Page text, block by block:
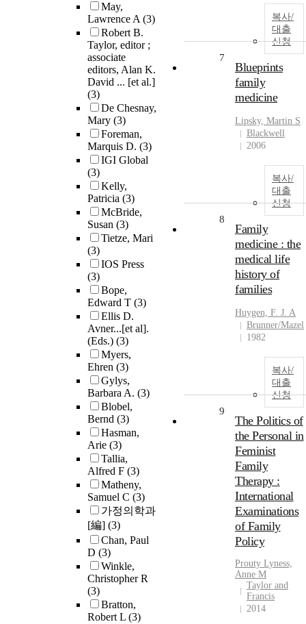
May,
Lawrence A(3)
Robert B.
Taylor, editor ;
associate
editors, Alan K.
David ... [et al.]
(3)
De Chesnay,
Mary (3)
Foreman,
Marquis D. (3)
IGI Global
(3)
Kelly,
Patricia (3)
McBride,
Susan (3)
Tietze, Mari
(3)
IOS Press
(3)
Bope,
Edward T (3)
Ellis D.
Avner...[et al].
(Eds.) (3)
Myers,
Ehren (3)
Gylys,
Barbara A. (3)
Blobel,
Bernd (3)
Hasman,
Arie (3)
Tallia,
Alfred F (3)
Matheny,
Samuel C (3)
가정의학과
[編] (3)
Chan, Paul
D (3)
Winkle,
Christopher R
(3)
Bratton,
Robert L (3)
복사/
대출
신청
7
Blueprints
family
medicine
Lipsky, Martin S
Blackwell
2006
복사/
대출
신청
8
Family
medicine : the
medical life
history of
families
Huygen, F. J. A
Brunner/Mazel
1982
복사/
대출
신청
9
The Politics of
the Personal in
Feminist
Family
Therapy :
International
Examinations
of Family
Policy
Prouty Lyness,
Anne M
Taylor and
Francis
2014